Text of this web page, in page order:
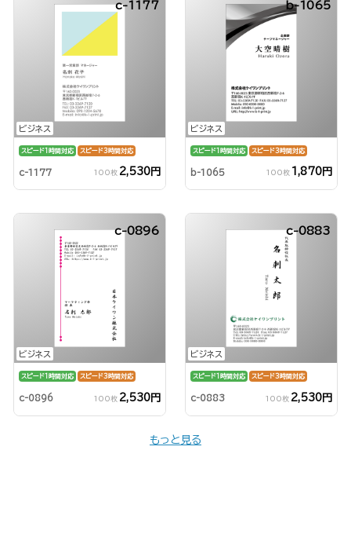
ビジネス
c-1177
スピード1時間対応 スピード3時間対応
c-1177 100枚 2,530円
ビジネス
b-1065
スピード1時間対応 スピード3時間対応
b-1065 100枚 1,870円
ビジネス
c-0896
スピード1時間対応 スピード3時間対応
c-0896 100枚 2,530円
ビジネス
c-0883
スピード1時間対応 スピード3時間対応
c-0883 100枚 2,530円
もっと見る